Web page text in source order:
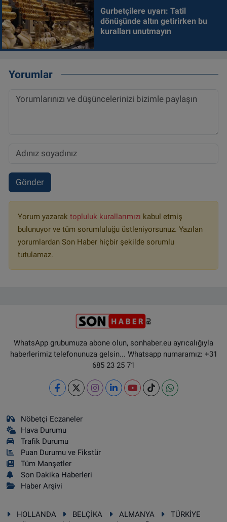
Gurbetçilere uyarı: Tatil
dönüşünde altın getirirken bu
kuralları unutmayın
Yorumlar
Gönder
Yorum yazarak topluluk kurallarımızı kabul etmiş
bulunuyor ve tüm sorumluluğu üstleniyorsunuz. Yazılan
yorumlardan Son Haber hiçbir şekilde sorumlu
tutulamaz.
WhatsApp grubumuza abone olun, sonhaber.eu ayrıcalığıyla
haberlerimiz telefonunuza gelsin... Whatsapp numaramız: +31
685 23 25 71
Nöbetçi Eczaneler
Hava Durumu
Trafik Durumu
Puan Durumu ve Fikstür
Tüm Manşetler
Son Dakika Haberleri
Haber Arşivi
HOLLANDA BELÇİKA ALMANYA
TÜRKİYE